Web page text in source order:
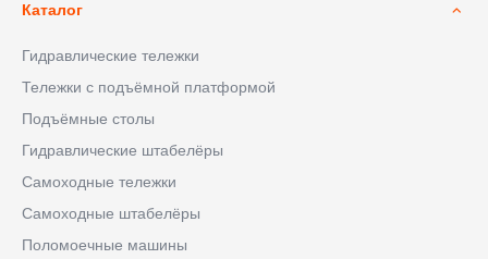
Каталог
Гидравлические тележки
Тележки с подъёмной платформой
Подъёмные столы
Гидравлические штабелёры
Самоходные тележки
Самоходные штабелёры
Поломоечные машины